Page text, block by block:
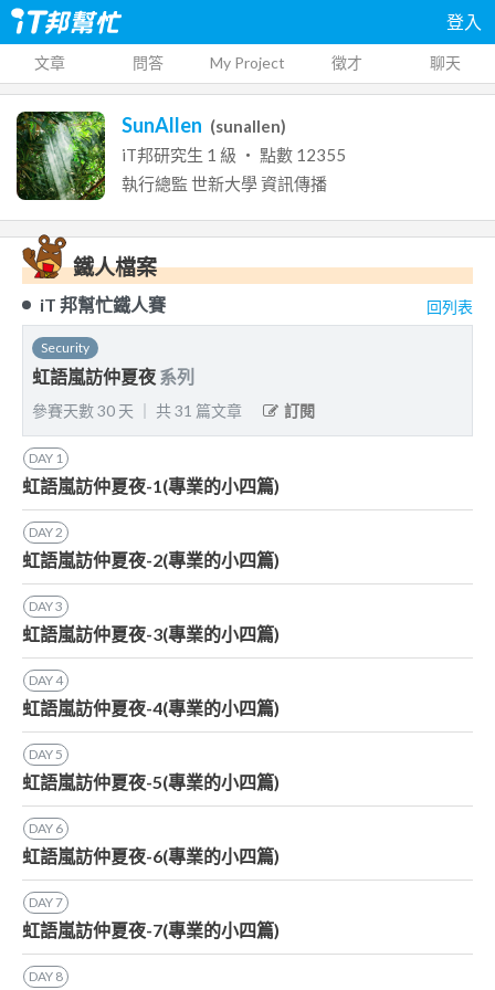
登入
文章 問答 My Project 徵才 聊天
SunAllen (sunallen)
iT邦研究生 1 級 ‧ 點數 12355
執行總監 世新大學資訊傳播
鐵人檔案
iT 邦幫忙鐵人賽 回列表
Security
虹語嵐訪仲夏夜 系列
參賽天數30 天 共31 篇文章 訂閱
DAY 1
虹語嵐訪仲夏夜-1(專業的小四篇)
DAY2
虹語嵐訪仲夏夜-2(專業的小四篇)
DAY3
虹語嵐訪仲夏夜-3(專業的小四篇)
DAY4
虹語嵐訪仲夏夜-4(專業的小四篇)
DAY5
虹語嵐訪仲夏夜-5(專業的小四篇)
DAY 6
虹語嵐訪仲夏夜-6(專業的小四篇)
DAY7
虹語嵐訪仲夏夜-7(專業的小四篇)
DAY 8